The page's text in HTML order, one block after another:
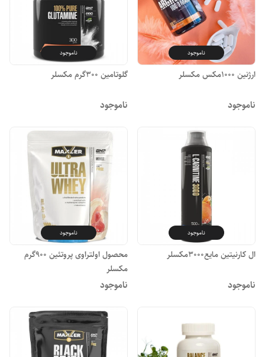
ناموجود
ارژنین 1000مکس مکسلر
ناموجود
ناموجود
گلوتامین 300گرم مکسلر
ناموجود
ناموجود
ال کارنیتین مایع3000مکسلر
ناموجود
ناموجود
محصول اولتراوی پروتئین 900گرم
مکسلر
ناموجود